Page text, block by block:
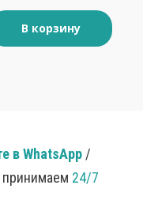
В корзину
в WhatsApp /
24/7